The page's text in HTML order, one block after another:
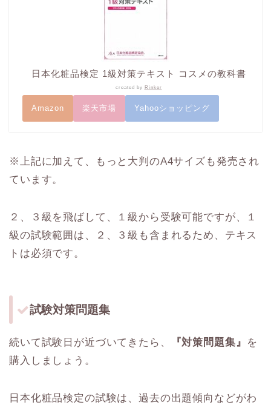
日本化粧品検定 1級対策テキスト コスメの教科書
created by Rinker
Amazon 楽天市場 Yahooショッピング
※上記に加えて、もっと大判のA4サイズも発売され
ています。
２、３級を飛ばして、１級から受験可能ですが、１
級の試験範囲は、２、３級も含まれるため、テキス
トは必須です。
試験対策問題集
続いて試験日が近づいてきたら、 『対策問題集』
を
購入しましょう。
日本化粧品検定の試験は、過去の出題傾向などがわ